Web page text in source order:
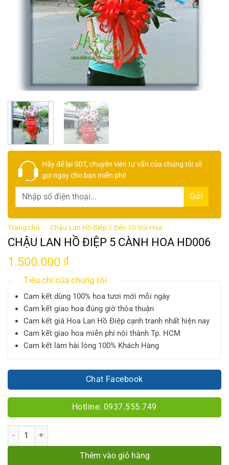
Hãy để lạiSĐT, chuyên viên tư vấn của chúng tôi sẽ
gọi ngay cho bạn miễn phí!
Trang chủ / Chậu Lan Hồ Điệp 1 Đến 10 Vòi Hoa
CHẬU LAN HỒ ĐIỆP 5 CÀNH HOA HD006
1.500.000 ₫
Tiêu chí của chúng tôi
Cam kết dùng 100% hoa tươi mới mỗi ngày
Cam kết giao hoa đúng giờ thỏa thuận
Cam kết giá Hoa Lan Hồ Điệp cạnh tranh nhất hiện nay
Cam kết giao hoa miễn phí nội thành Tp. HCM
Cam kết làm hài lòng 100% Khách Hàng
Chat Facebook
Hotline: 0937.555.749
Số lượng
Thêm vào giỏ hàng